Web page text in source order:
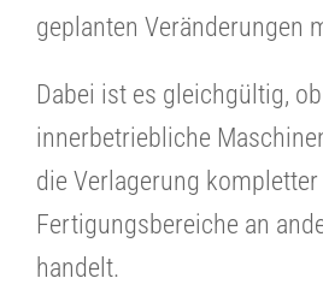
geplanten Veränderungen
Dabei ist es gleichgültig,
innerbetriebliche
die Verlagerung kompletter
Fertigungsbereiche an
handelt.